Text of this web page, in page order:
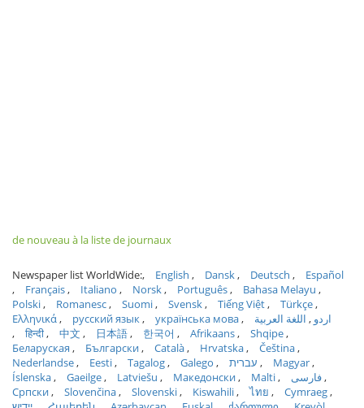
de nouveau à la liste de journaux
Newspaper list WorldWide: English Dansk Deutsch
Español
Français
Italiano Norsk Português
Bahasa Melayu
Polski
Romanesc Suomi Svensk Tiếng Việt
Türkçe
Ελληνικά
русский язык українська мова اردو
اللغة العربية
हिन्दी
中文 日本語 한국어 Afrikaans
Shqipe
Беларуская
Български Català Hrvatska
Čeština
Nederlandse
Eesti Tagalog Galego עברית
Magyar
Íslenska
Gaeilge Latviešu Македонски Malti
فارسی
Српски
Slovenčina Slovenski Kiswahili ไทย
Cymraeg